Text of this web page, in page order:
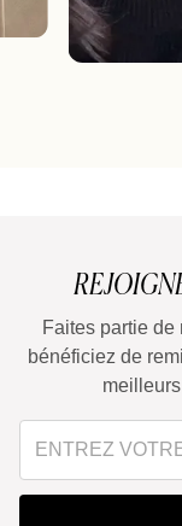
Faites partie de
bénéficiez de